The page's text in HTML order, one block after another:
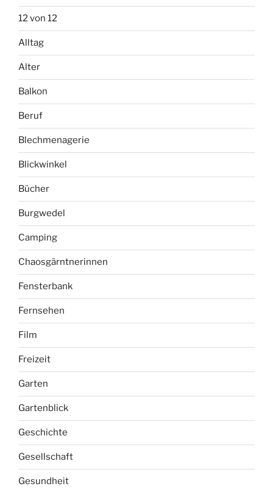
12 von 12
Alltag
Alter
Balkon
Beruf
Blechmenagerie
Blickwinkel
Bücher
Burgwedel
Camping
Chaosgärntnerinnen
Fensterbank
Fernsehen
Film
Freizeit
Garten
Gartenblick
Geschichte
Gesellschaft
Gesundheit